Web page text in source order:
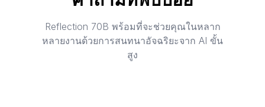
Reflection 70B พร้อมที่จะช่วยคุณในหลาก
หลายงานด้วยการสนทนาอัจฉริยะจาก AI ขั้น
สูง